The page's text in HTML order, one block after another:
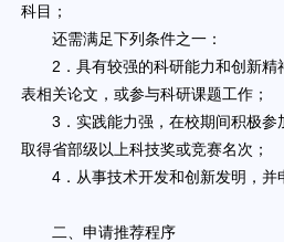
科目；
还需满足下列条件之一：
2．具有较强的科研能力和创新精
表相关论文，或参与科研课题工作；
3．实践能力强，在校期间积极参
取得省部级以上科技奖或竞赛名次；
4．从事技术开发和创新发明，并
二、申请推荐程序